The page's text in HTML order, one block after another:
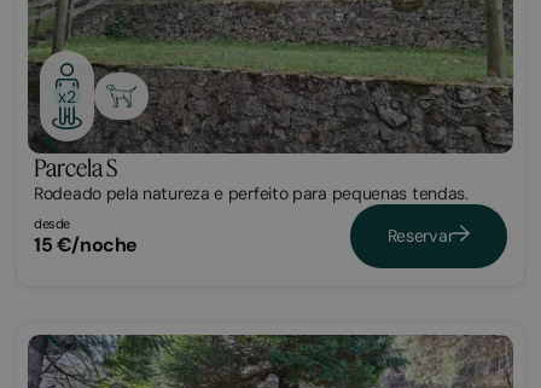
x2
Parcela S
Rodeado pela natureza e perfeito para pequenas tendas.
desde
15 €/noche Reservar
Parcela